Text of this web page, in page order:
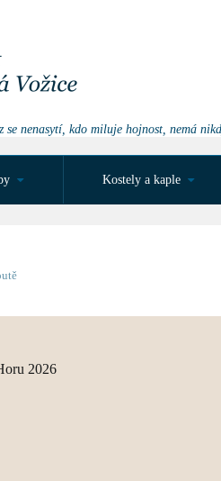
se nenasytí, kdo miluje hojnost, nemá
Kostely a kaple